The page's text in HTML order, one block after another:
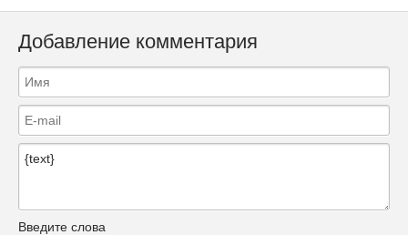
Добавление комментария
Введите слова